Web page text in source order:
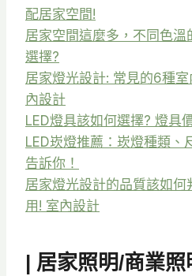
配居家空間!
居家空間這麼多，不同色溫
選擇?
居家燈光設計: 常見的6種
內設計
LED燈具該如何選擇? 燈具
LED崁燈推薦：崁燈種類、
告訴你！
居家燈光設計的品質該如
用! 室內設計
| 居家照明/商業